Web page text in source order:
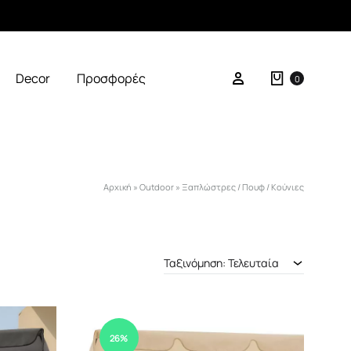
Decor Προσφορές Σύνδεση Καλάθι
0
Αρχική » Outdoor » Ξαπλώστρες / Πουφ / Κούνιες
Ταξινόμηση: Τελευταία
26%